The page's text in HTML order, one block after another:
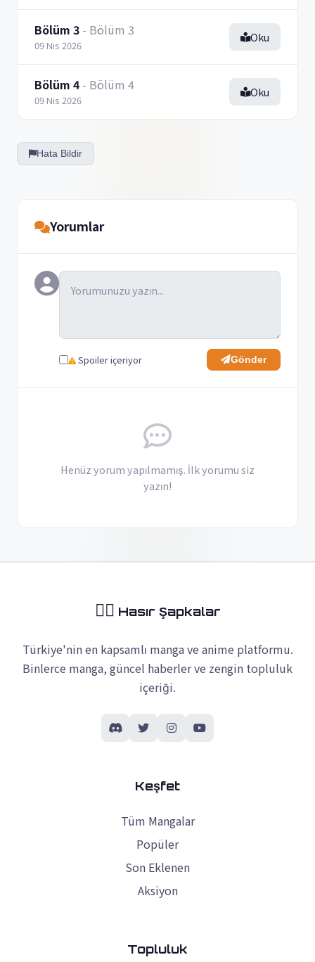
Bölüm 3 - Bölüm 3
09 Nis 2026
Oku
Bölüm 4 - Bölüm 4
09 Nis 2026
Oku
Hata Bildir
Yorumlar
Spoiler içeriyor Gönder
Henüz yorum yapılmamış. İlk yorumu siz
yazın!
🏴‍☠️ Hasır Şapkalar
Türkiye'nin en kapsamlı manga ve anime platformu.
Binlerce manga, güncel haberler ve zengin topluluk
içeriği.
Keşfet
Tüm Mangalar
Popüler
Son Eklenen
Aksiyon
Topluluk